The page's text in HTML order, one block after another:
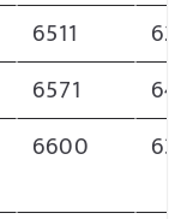
6511
6571
6600